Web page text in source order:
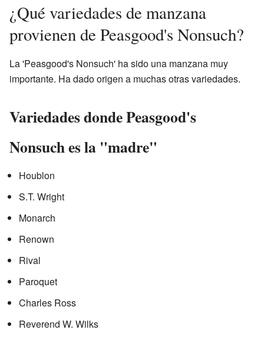
¿Qué variedades de manzana
provienen de Peasgood's Nonsuch?
La 'Peasgood's Nonsuch' ha sido una manzana muy
importante. Ha dado origen a muchas otras variedades.
Variedades donde Peasgood's
Nonsuch es la "madre"
Houblon
S.T. Wright
Monarch
Renown
Rival
Paroquet
Charles Ross
Reverend W. Wilks